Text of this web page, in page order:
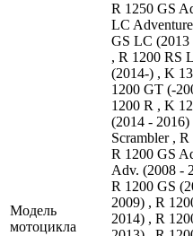
Модель
мотоцикла
R 1250 GS
LC
GS LC (2013
, R 1200 RS
(2014-) , K
1200 GT (-
1200 R , K
(2014 -
Scrambler ,
R 1200 GS
Adv. (2008 -
R 1200 GS
2009) , R
2014) , R